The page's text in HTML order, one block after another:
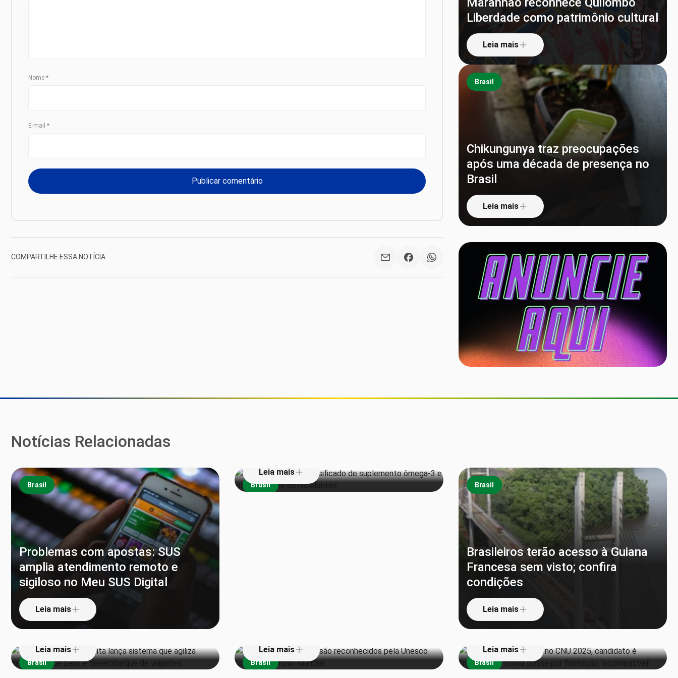
Nome *
E-mail *
COMPARTILHE ESSA NOTÍCIA
Liberdade como patrimônio cultural
Leia mais
Brasil
Chikungunya traz preocupações
após uma década de presença no
Brasil
Leia mais
Notícias Relacionadas
Brasil
Problemas com apostas: SUS
amplia atendimento remoto e
sigiloso no Meu SUS Digital
Leia mais
Brasil
Leia mais
Brasil
Brasileiros terão acesso à Guiana
Francesa sem visto; confira
condições
Leia mais
Brasil
‘Pula alfândega’: Receita lança
sistema que agiliza declaração de
bens e desembarque de viajantes
Leia mais
Brasil
Leia mais
Brasil
Aprovado em 1º lugar no CNU
2025, candidato é impedido de
tomar posse por formação
‘incompatível’
Leia mais